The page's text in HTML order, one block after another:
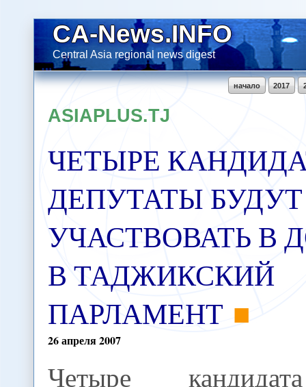
CA-News.INFO
Central Asia regional news digest
2017
начало
ASIAPLUS.TJ
ЧЕТЫРЕ
ДЕПУТАТЫ БУДУТ
УЧАСТВОВАТЬ В
В ТАДЖИКСКИЙ
ПАРЛАМЕНТ
26апреля2007
Четыре